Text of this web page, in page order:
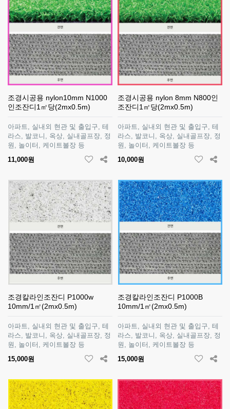
조경시공용 nylon10mm N1000
인조잔디1㎡당(2mx0.5m)
아파트, 실내외 현관 및 출입구, 테
라스, 발코니, 옥상, 실내골프장, 정
원, 놀이터, 케이트볼장 등
11,000원
조경시공용 nylon 8mm N800인
조잔디1㎡당(2mx0.5m)
아파트, 실내외 현관 및 출입구, 테
라스, 발코니, 옥상, 실내골프장, 정
원, 놀이터, 케이트볼장 등
10,000원
조경칼라인조잔디 P1000w
10mm/1㎡(2mx0.5m)
아파트, 실내외 현관 및 출입구, 테
라스, 발코니, 옥상, 실내골프장, 정
원, 놀이터, 케이트볼장 등
15,000원
조경칼라인조잔디 P1000B
10mm/1㎡(2mx0.5m)
아파트, 실내외 현관 및 출입구, 테
라스, 발코니, 옥상, 실내골프장, 정
원, 놀이터, 케이트볼장 등
15,000원